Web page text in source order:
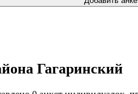
Гагаринский